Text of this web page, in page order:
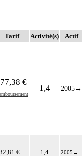
Tarif Activité(s) Actif
€
1,4 2005→
€ 1,4 2005 →